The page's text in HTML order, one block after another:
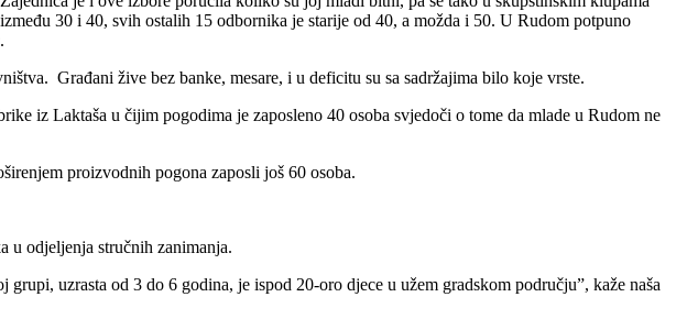
30 i 40, svih ostalih 15 odbornika je starije od 40, a možda i 50. U Rudom potpuno
Građani žive bez banke, mesare, i u deficitu su sa sadržajima bilo koje vrste.
iz Laktaša u čijim pogodima je zaposleno 40 osoba svjedoči o tome da mlade u Rudom ne
proizvodnih pogona zaposli još 60 osoba.
u odjeljenja stručnih zanimanja.
uzrasta od 3 do 6 godina, je ispod 20-oro djece u užem gradskom području”, kaže naša